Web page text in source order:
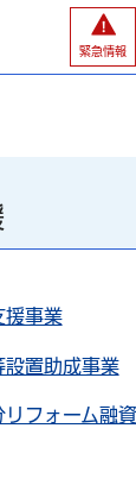
緊急情報
援事業
設置助成事業
フォーム融